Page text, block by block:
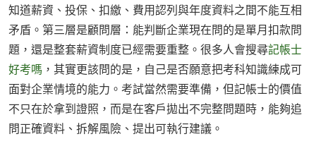
知道薪資、投保、扣繳、費用認列與年度資料之間不能互相
矛盾。第三層是顧問層：能判斷企業現在問的是單月扣款問
題，還是整套薪資制度已經需要重整。很多人會搜尋記帳士
好考嗎 ，其實更該問的是，自己是否願意把考科知識練成可
面對企業情境的能力。考試當然需要準備，但記帳士的價值
不只在於拿到證照，而是在客戶拋出不完整問題時，能夠追
問正確資料、拆解風險、提出可執行建議。